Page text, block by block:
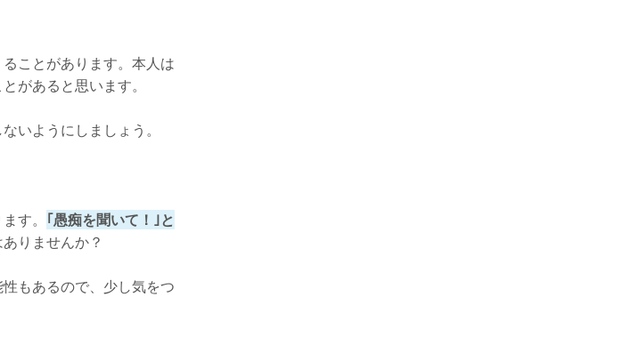
ことがあります。本人は
があると思います。
いようにしましょう。
す。 ｢愚痴を聞いて！｣と
りませんか？
もあるので、少し気をつ